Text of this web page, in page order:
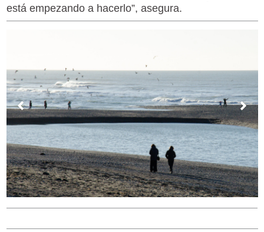
está empezando a hacerlo”, asegura.